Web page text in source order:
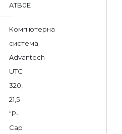
ATB0E
Комп'ютерна
система
Advantech
UTC-
320,
21,5
"P-
Cap